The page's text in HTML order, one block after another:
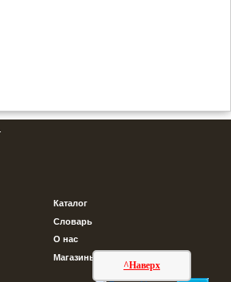
^Наверх
Каталог
Словарь
О нас
Магазины